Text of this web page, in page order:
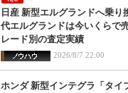
日産 新型エルグランドへ乗り
代エルグランドは今いくらで
レード別の査定実績
2026/8/7 22:00
ホンダ 新型インテグラ「タイ